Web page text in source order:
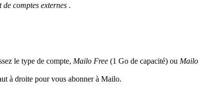
de comptes externes .
le type de compte, Mailo Free (1 Go de capacité) ou Mailo
à droite pour vous abonner à Mailo.